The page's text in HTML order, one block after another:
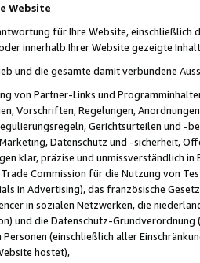
Website
für Ihre Website,
innerhalb Ihrer Website gezeigte
und die gesamte damit verbundene
von Partner-Links und
Vorschriften, Regelungen,
Gerichtsurteilen und -
Datenschutz und -sicherheit,
klar, präzise und unmissverständlich
Commission für die Nutzung von
in Advertising), das französische
in sozialen Netzwerken, die
und die Datenschutz-
(einschließlich aller
hostet),